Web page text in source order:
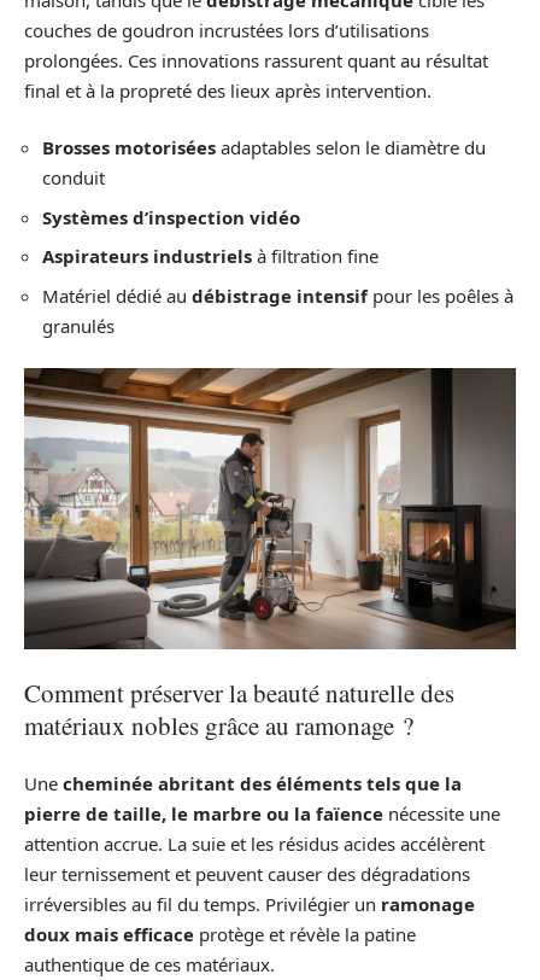
couches de goudron incrustées lors d’utilisations
prolongées. Ces innovations rassurent quant au résultat
final et à la propreté des lieux après intervention.
Brosses motorisées adaptables selon le diamètre du
conduit
Systèmes d’inspection vidéo
Aspirateurs industriels à filtration fine
Matériel dédié au débistrage intensifpour les poêles à
granulés
Comment préserver la beauté naturelle des
matériaux nobles grâce au ramonage ?
Une cheminée abritant des éléments tels que la
pierre de taille, le marbre ou la faïence nécessite une
attention accrue. La suie et les résidus acides accélèrent
leur ternissement et peuvent causer des dégradations
irréversibles au fil du temps. Privilégier un ramonage
doux mais efficace protège et révèle la patine
authentique de ces matériaux.